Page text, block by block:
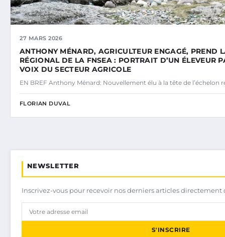
27 MARS 2026
ANTHONY MÉNARD, AGRICULTEUR ENGAGÉ, PREND
RÉGIONAL DE LA FNSEA : PORTRAIT D’UN ÉLEVEUR
VOIX DU SECTEUR AGRICOLE
EN BREF Anthony Ménard: Nouvellement élu à la tête de l’échelon
FLORIAN DUVAL
NEWSLETTER
Inscrivez-vous pour recevoir nos derniers articles
S'INSCRIRE